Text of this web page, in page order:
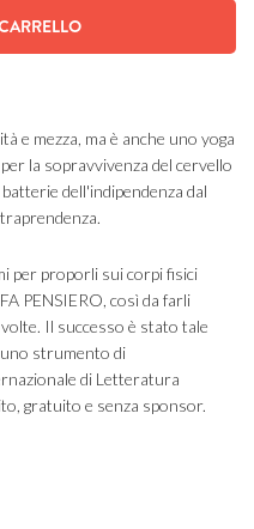
e mezza, ma è anche uno yoga
la sopravvivenza del cervello
dell'indipendenza dal
per proporli sui corpi fisici
PENSIERO, così da farli
Il successo è stato tale
uno strumento di
di Letteratura
gratuito e senza sponsor.